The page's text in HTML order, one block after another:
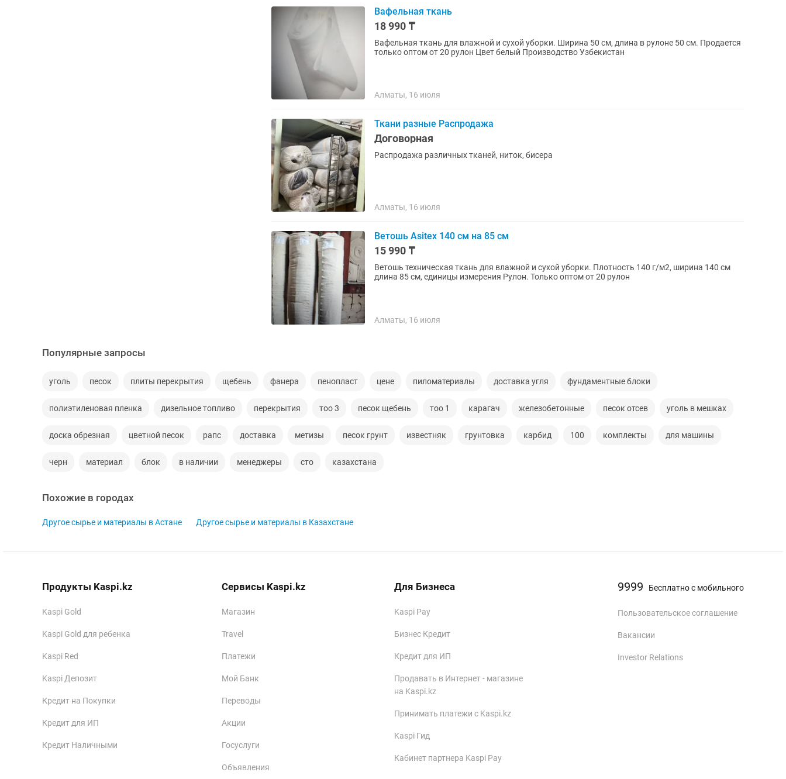
Вафельная ткань
18 990 ₸
Вафельная ткань для влажной и сухой уборки. Ширина 50 см, длина в рулоне 50 см. Продается
только оптом от 20 рулон Цвет белый Производство Узбекистан
Алматы, 16 июля
Ткани разные Распродажа
Договорная
Распродажа различных тканей, ниток, бисера
Алматы, 16 июля
Ветошь Asitex 140 см на 85 см
15 990 ₸
Ветошь техническая ткань для влажной и сухой уборки. Плотность 140 г/м2, ширина 140 см
длина 85 см, единицы измерения Рулон. Только оптом от 20 рулон
Алматы, 16 июля
Популярные запросы
уголь песок плиты перекрытия щебень фанера пенопласт цене пиломатериалы доставка угля фундаментные блоки
полиэтиленовая пленка дизельное топливо перекрытия тоо 3 песок щебень тоо 1 карагач железобетонные песок отсев уголь в мешках
доска обрезная цветной песок рапс доставка метизы песок грунт известняк грунтовка карбид 100 комплекты для машины
черн материал блок в наличии менеджеры сто казахстана
Похожие в городах
Другое сырье и материалы в Астане Другое сырье и материалы в Казахстане
Продукты Kaspi.kz
Kaspi Gold
Kaspi Gold для ребенка
Kaspi Red
Kaspi Депозит
Кредит на Покупки
Кредит для ИП
Кредит Наличными
Сервисы Kaspi.kz
Магазин
Travel
Платежи
Мой Банк
Переводы
Акции
Госуслуги
Объявления
Для Бизнеса
Kaspi Pay
Бизнес Кредит
Кредит для ИП
Продавать в Интернет - магазине
на Kaspi.kz
Принимать платежи с Kaspi.kz
Kaspi Гид
Кабинет партнера Kaspi Pay
9999 Бесплатно с мобильного
Пользовательское соглашение
Вакансии
Investor Relations